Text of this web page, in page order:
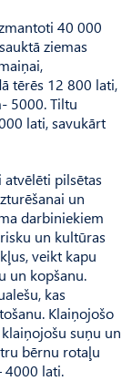
40 000
ziemas
tērēs 12 800 lati,
5000. Tiltu
lati, savukārt
atvēlēti pilsētas
un
darbiniekiem
un kultūras
veikt kapu
un kopšanu.
kas
Klaiņojošo
suņu un
bērnu rotaļu
4000 lati.